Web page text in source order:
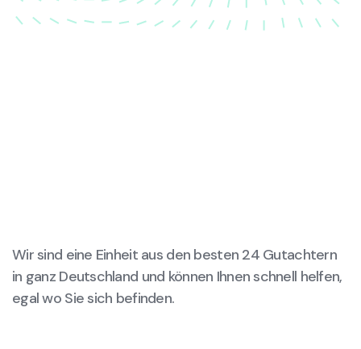
Wir sind eine Einheit aus den besten 24 Gutachtern
in ganz Deutschland und können Ihnen schnell helfen,
egal wo Sie sich befinden.